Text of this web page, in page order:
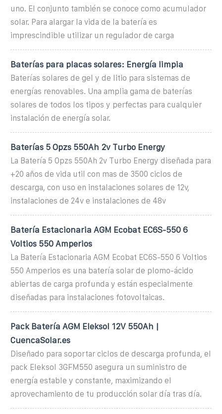
uno. El conjunto también se conoce como acumulador
solar. Para alargar la vida de la batería es
imprescindible utilizar un regulador de carga
Baterías para placas solares: Energía limpia
Baterías solares de gel y de litio para sistemas de
energías renovables. Una amplia gama de baterías
solares de todos los tipos y perfectas para cualquier
instalación de energía solar.
Baterías 5 Opzs 550Ah 2v Turbo Energy
La Batería 5 Opzs 550Ah 2v Turbo Energy diseñada para
+20 años de vida util con mas de 3500 ciclos de
descarga, con uso en instalaciones solares de 12v,
instalaciones de 24v e instalaciones de 48v
Batería Estacionaria AGM Ecobat EC6S-550 6
Voltios 550 Amperios
La Batería Estacionaria AGM Ecobat EC6S-550 6 Voltios
550 Amperios es una batería solar de plomo-ácido
abiertas de carga profunda y están especialmente
diseñadas para instalaciones fotovoltaicas.
Pack Batería AGM Eleksol 12V 550Ah |
CuencaSolar.es
Diseñado para soportar ciclos de descarga profunda, el
pack Eleksol 3GFM550 asegura un suministro de
energía estable y constante, maximizando el
aprovechamiento de tu producción solar día tras día.